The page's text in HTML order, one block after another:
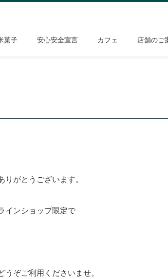
菓子 安心安全宣言 カフェ 店舗のご
がとうございます。
インショップ限定で
ぞご利用くださいませ。